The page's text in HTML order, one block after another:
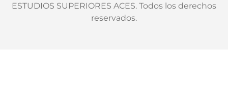
ESTUDIOS SUPERIORES ACES. Todos los derechos
reservados.